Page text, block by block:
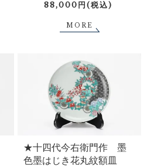
88,000円(税込)
MORE
★十四代今右衛門作 墨
色墨はじき花丸紋額皿